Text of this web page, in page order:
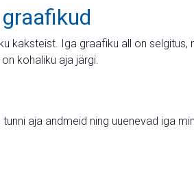
kaksteist. Iga graafiku all on
kohaliku aja järgi.
aja andmeid ning uuenevad iga